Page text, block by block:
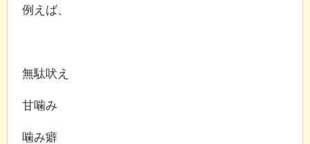
例えば、
無駄吠え
甘噛み
噛み癖